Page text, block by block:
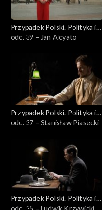
Przypadek Polski. Polityka i
idee
odc. 39 – Jan Alcyato
Przypadek Polski. Polityka i
idee
odc. 37 – Stanisław Piasecki
Przypadek Polski. Polityka i
idee
odc. 35 – Ludwik Krzywicki